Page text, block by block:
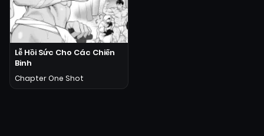
Lễ Hồi Sức Cho Các Chiến
Binh
Chapter One Shot